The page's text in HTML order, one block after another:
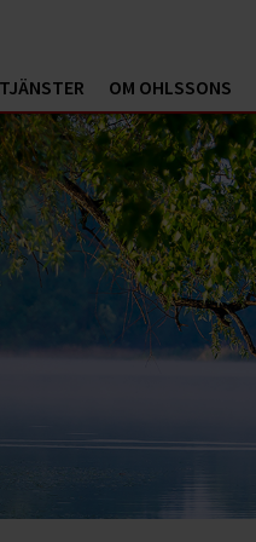
TJÄNSTER OM OHLSSONS